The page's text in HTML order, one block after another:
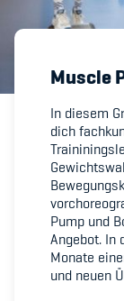
Member's
Fairplay
Muscle
In diesem
dich
Pump und
Angebot. In
Monate
und neuen